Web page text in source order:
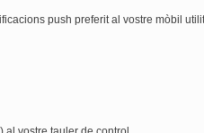
push preferit al vostre mòbil